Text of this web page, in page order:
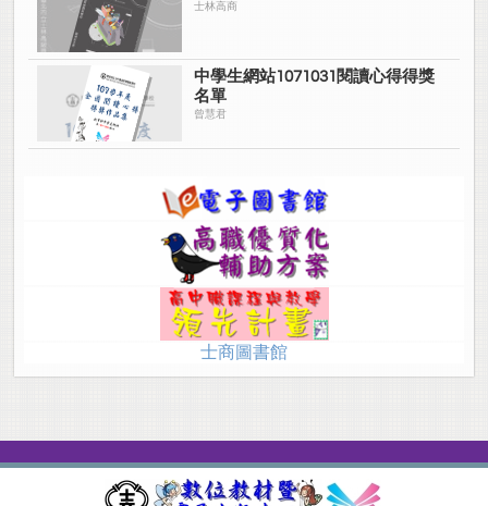
士林高商
中學生網站1071031閱讀心得得獎
名單
曾慧君
士商圖書館